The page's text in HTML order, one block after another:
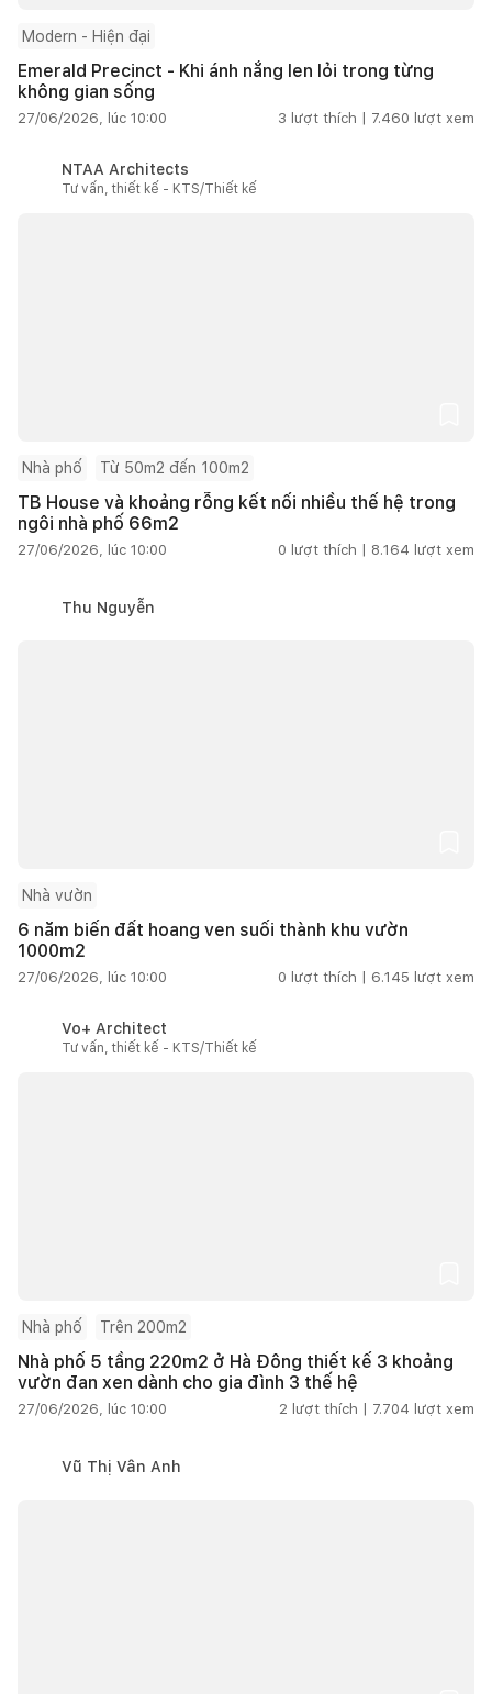
Modern - Hiện đại
Emerald Precinct - Khi ánh nắng len lỏi trong từng
không gian sống
27/06/2026, lúc 10:00 3 lượt thích | 7.460 lượt xem
NTAA Architects
Tư vấn, thiết kế - KTS/Thiết kế
Nhà phố Từ 50m2 đến 100m2
TB House và khoảng rỗng kết nối nhiều thế hệ trong
ngôi nhà phố 66m2
27/06/2026, lúc 10:00 0 lượt thích | 8.164 lượt xem
Thu Nguyễn
Nhà vườn
6 năm biến đất hoang ven suối thành khu vườn
1000m2
27/06/2026, lúc 10:00 0 lượt thích | 6.145 lượt xem
Vo+ Architect
Tư vấn, thiết kế - KTS/Thiết kế
Nhà phố Trên 200m2
Nhà phố 5 tầng 220m2 ở Hà Đông thiết kế 3 khoảng
vườn đan xen dành cho gia đình 3 thế hệ
27/06/2026, lúc 10:00 2 lượt thích | 7.704 lượt xem
Vũ Thị Vân Anh